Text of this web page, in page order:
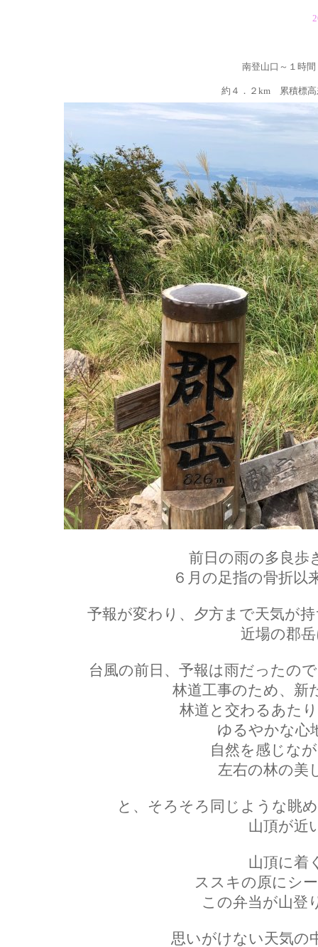
南登山口～１時
約４．２km 累積標
前日の雨の多良歩
６月の足指の骨折以
予報が変わり、夕方まで天気が
近場の郡
台風の前日、予報は雨だったの
林道工事のため、新
林道と交わるあた
ゆるやかな心
自然を感じな
左右の林の美
と、そろそろ同じような眺
山頂が近
山頂に着
ススキの原にシ
この弁当が山登
思いがけない天気の